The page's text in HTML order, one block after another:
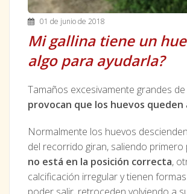
01 de junio de 2018
Mi gallina tiene un
algo para ayudarla?
Tamaños excesivamente grandes
provocan que los huevos
Normalmente los huevos
del recorrido giran, saliendo
no está en la posición correcta,
calcificación irregular y tienen